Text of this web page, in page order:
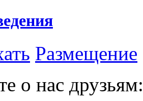
Размещение
о нас друзьям: